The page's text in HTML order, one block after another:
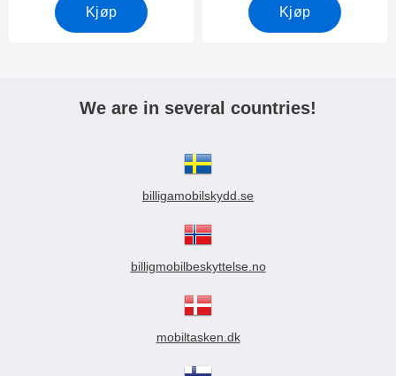
Kjøp Kjøp
We are in several countries!
billigamobilskydd.se
billigmobilbeskyttelse.no
mobiltasken.dk